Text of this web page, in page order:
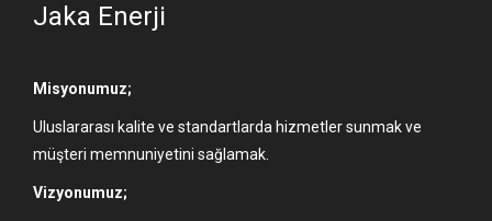
Jaka Enerji
Misyonumuz;
Uluslararası kalite ve standartlarda hizmetler sunmak ve
müşteri memnuniyetini sağlamak.
Vizyonumuz;